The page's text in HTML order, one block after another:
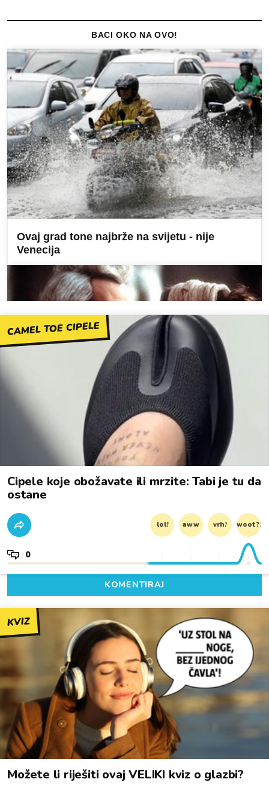
CAMEL TOE CIPELE
Cipele koje obožavate ili mrzite: Tabi je tu da
ostane
lol! aww vrh! woot?!
0
KOMENTIRAJ
KVIZ
Možete li riješiti ovaj VELIKI kviz o glazbi?